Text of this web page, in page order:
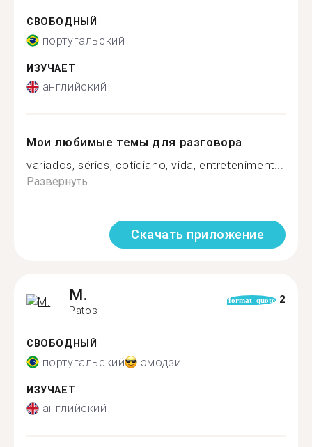
СВОБОДНЫЙ
португальский
ИЗУЧАЕТ
английский
Мои любимые темы для разговора
variados, séries, cotidiano, vida, entreteniment...
Развернуть
Скачать приложение
M.
Patos
format_quote 2
СВОБОДНЫЙ
португальский эмодзи
ИЗУЧАЕТ
английский